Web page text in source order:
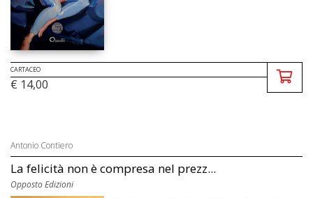
CARTACEO
€ 14,00
Antonio Contiero
La felicità non è compresa nel prezz...
Opposto Edizioni